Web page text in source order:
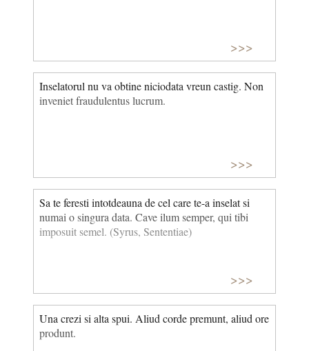
>>>
Inselatorul nu va obtine niciodata vreun castig. Non
inveniet fraudulentus lucrum.
>>>
Sa te feresti intotdeauna de cel care te-a inselat si
numai o singura data. Cave ilum semper, qui tibi
imposuit semel. (Syrus, Sententiae)
>>>
Una crezi si alta spui. Aliud corde premunt, aliud ore
produnt.